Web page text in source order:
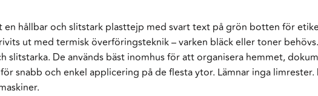
hållbar och slitstark plasttejp med svart text på grön botten för
ut med termisk överföringsteknik – varken bläck eller toner behövs.
slitstarka. De används bäst inomhus för att organisera hemmet,
snabb och enkel applicering på de flesta ytor. Lämnar inga limrester.